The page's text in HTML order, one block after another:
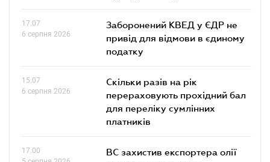
17.07
6 серпня 2026
Заборонений КВЕД у ЄДР не
привід для відмови в єдиному
податку
15.07
6 серпня 2026
Скільки разів на рік
перераховують прохідний бал
для переліку сумлінних
платників
17.00
ВС захистив експортера олії